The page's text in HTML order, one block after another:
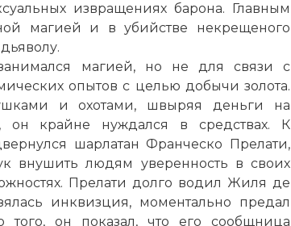
извращениях барона. Главным
магией и в убийстве некрещеного
магией, но не для связи с
опытов с целью добычи золота.
и охотами, швыряя деньги на
он крайне нуждался в средствах. К
шарлатан Франческо Прелати,
внушить людям уверенность в своих
Прелати долго водил Жиля де
инквизция, моментально предал
того, он показал, что его сообщница